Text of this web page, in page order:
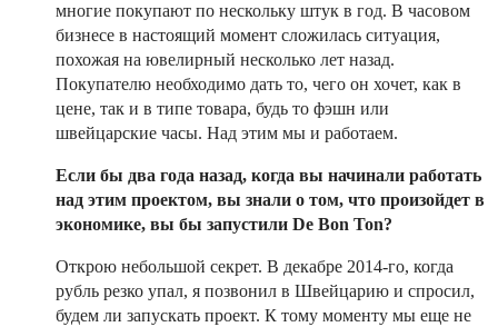
многие покупают по нескольку штук в год. В часовом
бизнесе в настоящий момент сложилась ситуация,
похожая на ювелирный несколько лет назад.
Покупателю необходимо дать то, чего он хочет, как в
цене, так и в типе товара, будь то фэшн или
швейцарские часы. Над этим мы и работаем.
Если бы два года назад, когда вы начинали работать
над этим проектом, вы знали о том, что произойдет в
экономике, вы бы запустили De Bon Ton?
Открою небольшой секрет. В декабре 2014-го, когда
рубль резко упал, я позвонил в Швейцарию и спросил,
будем ли запускать проект. К тому моменту мы еще не